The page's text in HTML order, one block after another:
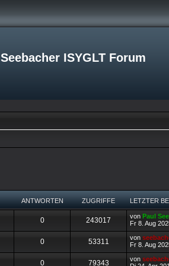
Seebacher ISYGLT Forum
ANTWORTEN ZUGRIFFE LETZTER
0A
t
243017
g
L
e
t
z
t
e
r
von Paul
Fr 8. Aug
0A
53311
L
e
t
z
von
Fr 8. Aug
0A
79343Z
L
von